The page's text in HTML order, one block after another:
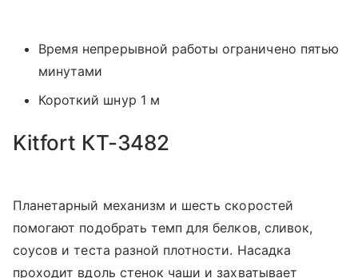
Время непрерывной работы ограничено пятью
минутами
Короткий шнур 1 м
Kitfort КТ-3482
Планетарный механизм и шесть скоростей
помогают подобрать темп для белков, сливок,
соусов и теста разной плотности. Насадка
проходит вдоль стенок чаши и захватывает